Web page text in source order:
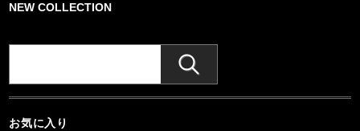
NEW COLLECTION
お気に入り